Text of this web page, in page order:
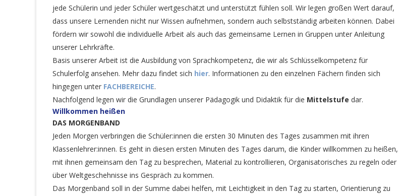
jede Schülerin und jeder Schüler wertgeschätzt und unterstützt fühlen soll. Wir legen großen Wert darauf,
dass unsere Lernenden nicht nur Wissen aufnehmen, sondern auch selbstständig arbeiten können. Dabei
fördern wir sowohl die individuelle Arbeit als auch das gemeinsame Lernen in Gruppen unter Anleitung
unserer Lehrkräfte.
Basis unserer Arbeit ist die Ausbildung von Sprachkompetenz, die wir als Schlüsselkompetenz für
Schulerfolg ansehen. Mehr dazu findet sich hier. Informationen zu den einzelnen Fächern finden sich
hingegen unter FACHBEREICHE.
Nachfolgend legen wir die Grundlagen unserer Pädagogik und Didaktik für die Mittelstufe dar.
Willkommen heißen
DAS MORGENBAND
Jeden Morgen verbringen die Schüler:innen die ersten 30 Minuten des Tages zusammen mit ihren
Klassenlehrer:innen. Es geht in diesen ersten Minuten des Tages darum, die Kinder willkommen zu heißen,
mit ihnen gemeinsam den Tag zu besprechen, Material zu kontrollieren, Organisatorisches zu regeln oder
über Weltgeschehnisse ins Gespräch zu kommen.
Das Morgenband soll in der Summe dabei helfen, mit Leichtigkeit in den Tag zu starten, Orientierung zu